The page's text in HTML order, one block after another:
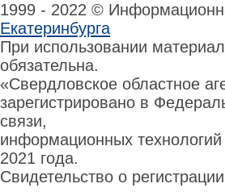
1999 - 2022 ©
Екатеринбурга
При использовании
обязательна.
«Свердловское областное
зарегистрировано в
связи,
информационных
2021 года.
Свидетельство о